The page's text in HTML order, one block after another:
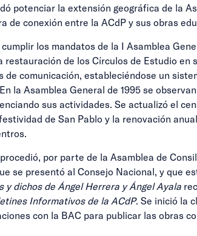
potenciar la extensión geográfica de la
de conexión entre la ACdP y sus obras
los mandatos de la I Asamblea
de los Círculos de Estudio
comunicación, estableciéndose un
la Asamblea General de 1995 se
sus actividades. Se actualizó el
de San Pablo y la renovación
por parte de la Asamblea de
se presentó al Consejo Nacional, y que
y dichos de Ángel Herrera y Ángel Ayala
Informativos de la ACdP. Se inició la
con la BAC para publicar las obras